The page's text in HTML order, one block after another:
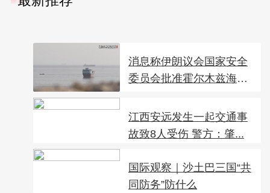
消息称伊朗议会国家安全
委员会批准霍尔木兹海
江西安远发生一起交通事
故致8人受伤 警方：肇...
国际观察｜沙土巴三国“共
同防务”防什么